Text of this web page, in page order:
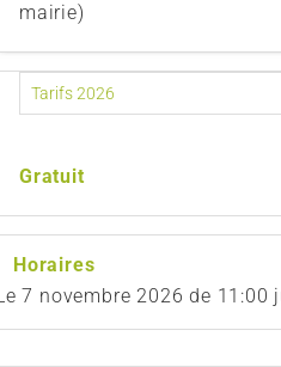
mairie)
Gratuit
Horaires
7 novembre 2026 de 11:00